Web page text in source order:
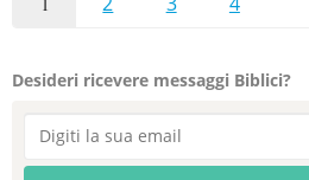
Desideri ricevere messaggi Biblici?